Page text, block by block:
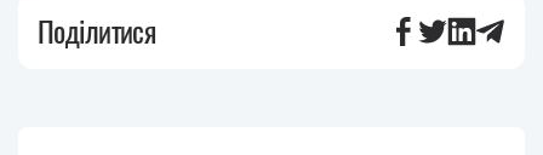
Поділитися